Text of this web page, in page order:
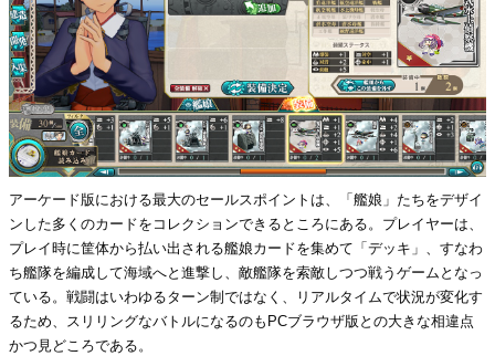
アーケード版における最大のセールスポイントは、「艦娘」たちをデザイ
ンした多くのカードをコレクションできるところにある。プレイヤーは、
プレイ時に筐体から払い出される艦娘カードを集めて「デッキ」、すなわ
ち艦隊を編成して海域へと進撃し、敵艦隊を索敵しつつ戦うゲームとなっ
ている。戦闘はいわゆるターン制ではなく、リアルタイムで状況が変化す
るため、スリリングなバトルになるのもPCブラウザ版との大きな相違点
かつ見どころである。